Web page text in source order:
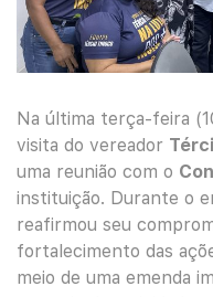
Na última terça-feira
visita do vereador
uma reunião com o
instituição. Durante o
reafirmou seu
fortalecimento das
meio de uma emenda